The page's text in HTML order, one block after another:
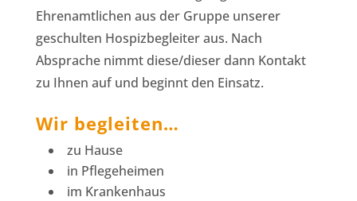
Ehrenamtlichen aus der Gruppe unserer
geschulten Hospizbegleiter aus. Nach
Absprache nimmt diese/dieser dann Kontakt
zu Ihnen auf und beginnt den Einsatz.
Wir begleiten…
zu Hause
in Pflegeheimen
im Krankenhaus